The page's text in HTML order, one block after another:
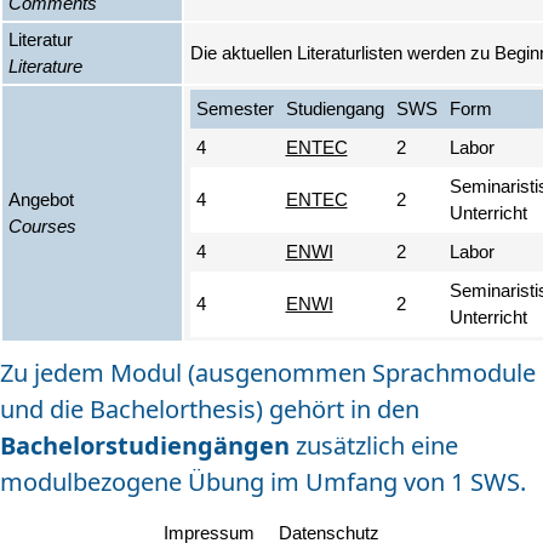
Literatur
Literature
Die aktuellen Literaturlisten werden zu
Angebot
Courses
Semester Studiengang SWS
Form
4
ENTEC 2 Labor
4 ENTEC 2
Unterricht
4
ENWI 2 Labor
4 ENWI 2
Unterricht
Zu jedem Modul (ausgenommen Sprachmodule
und die Bachelorthesis) gehört in den
Bachelorstudiengängen zusätzlich eine
modulbezogene Übung im Umfang von 1 SWS.
Impressum Datenschutz